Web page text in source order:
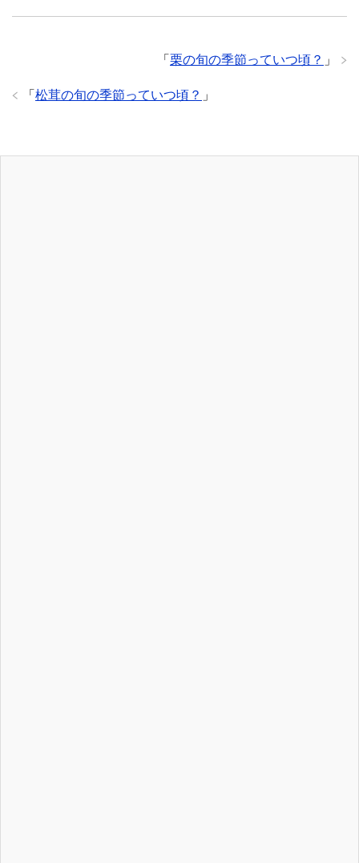
「 栗の旬の季節っていつ頃？ 」
「 松茸の旬の季節っていつ頃？ 」